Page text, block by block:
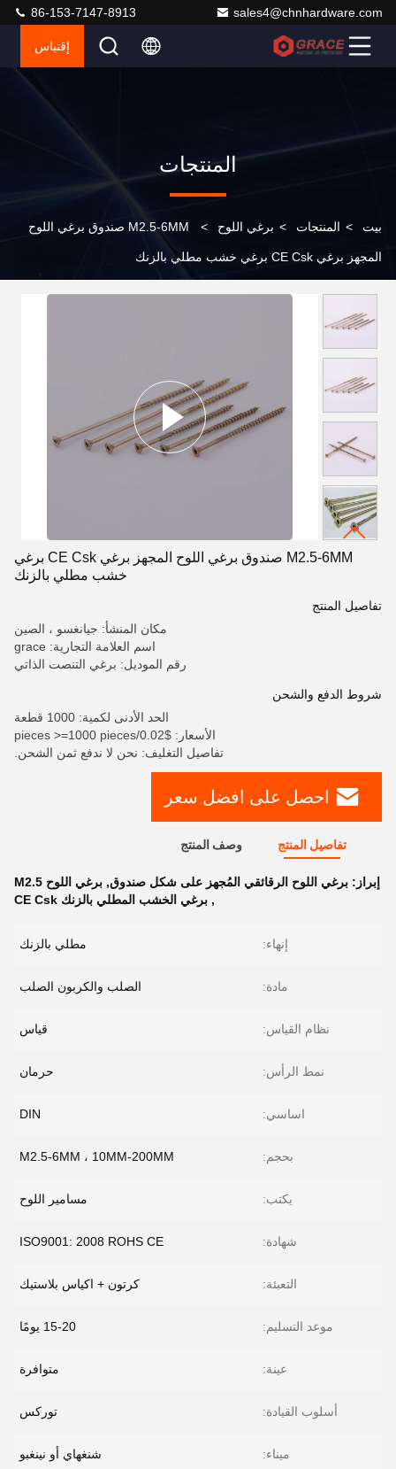
sales4@chnhardware.com
86-153-7147-8913
إقتباس
المنتجات
بيت > المنتجات > برغي اللوح > M2.5-6MM صندوق برغي اللوح
المجهز برغي CE Csk برغي خشب مطلي بالزنك
M2.5-6MM صندوق برغي اللوح المجهز برغي CE Csk برغي
خشب مطلي بالزنك
تفاصيل المنتج
مكان المنشأ: جيانغسو ، الصين
اسم العلامة التجارية: grace
رقم الموديل: برغي التنصت الذاتي
شروط الدفع والشحن
الحد الأدنى لكمية: 1000 قطعة
الأسعار: $0.02/pieces >=1000 pieces
تفاصيل التغليف: نحن لا ندفع ثمن الشحن.
احصل على افضل سعر
تفاصيل المنتج وصف المنتج
إبراز: برغي اللوح الرقائقي المُجهز على شكل صندوق, برغي اللوح M2.5
, برغي الخشب المطلي بالزنك CE Csk
إنهاء: مطلي بالزنك
مادة: الصلب والكربون الصلب
نظام القياس: قياس
نمط الرأس: حرمان
اساسي: DIN
بحجم: M2.5-6MM ، 10MM-200MM
يكتب: مسامير اللوح
شهادة: ISO9001: 2008 ROHS CE
التعبئة: كرتون + اكياس بلاستيك
موعد التسليم: 15-20 يومًا
عينة: متوافرة
أسلوب القيادة: توركس
ميناء: شنغهاي أو نينغبو